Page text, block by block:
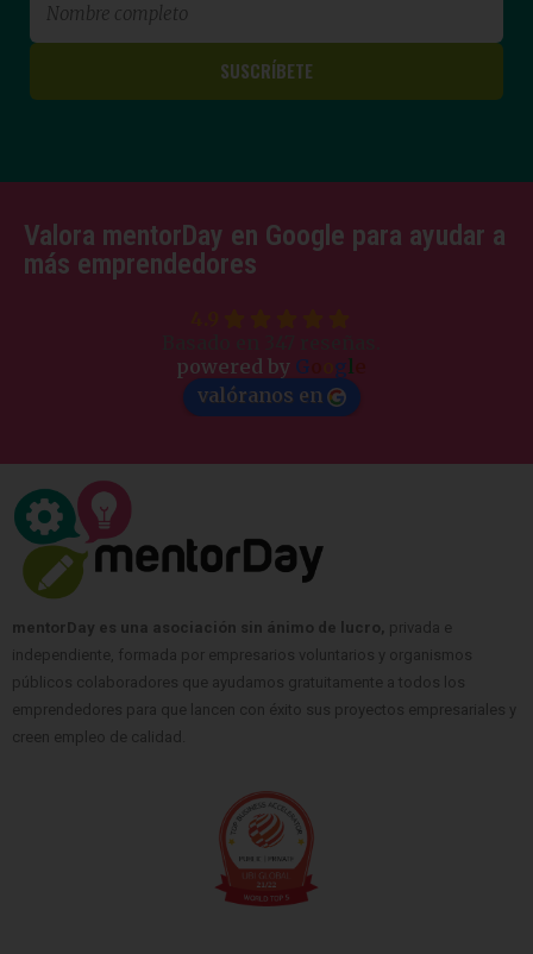
Valora mentorDay en Google para ayudar a
más emprendedores
powered by G gl
valóranos en
mentorDay es una asociación sin ánimo de lucro, privada e
independiente, formada por empresarios voluntarios y organismos
públicos colaboradores que ayudamos gratuitamente a todos los
emprendedores para que lancen con éxito sus proyectos empresariales y
creen empleo de calidad.